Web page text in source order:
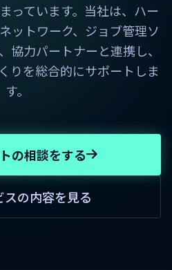
っています。当社は、ハー
ットワーク、ジョブ管理ソ
協力パートナーと連携し、
りを総合的にサポートしま
す。
の相談をする
の内容を見る